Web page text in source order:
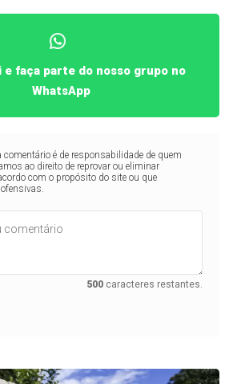
e faça parte do nosso grupo no
WhatsApp
comentário é de responsabilidade de quem
ao direito de reprovar ou eliminar
com o propósito do site ou que
500 caracteres restantes.